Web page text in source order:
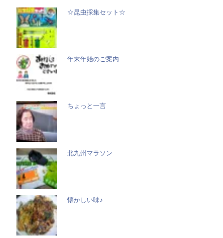
☆昆虫採集セット☆
年末年始のご案内
ちょっと一言
北九州マラソン
懐かしい味♪